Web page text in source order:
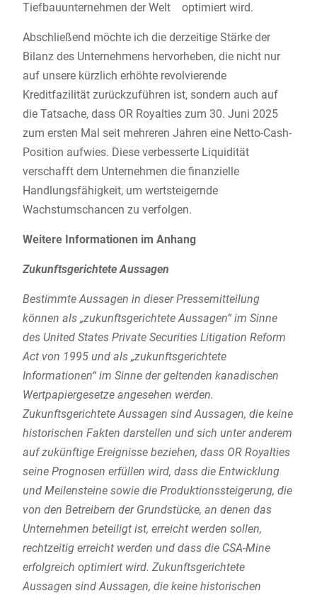
Tiefbauunternehmen der Welt optimiert wird.
Abschließend möchte ich die derzeitige Stärke der
Bilanz des Unternehmens hervorheben, die nicht nur
auf unsere kürzlich erhöhte revolvierende
Kreditfazilität zurückzuführen ist, sondern auch auf
die Tatsache, dass OR Royalties zum 30. Juni 2025
zum ersten Mal seit mehreren Jahren eine Netto-Cash-
Position aufwies. Diese verbesserte Liquidität
verschafft dem Unternehmen die finanzielle
Handlungsfähigkeit, um wertsteigernde
Wachstumschancen zu verfolgen.
Weitere Informationen im Anhang
Zukunftsgerichtete Aussagen
Bestimmte Aussagen in dieser Pressemitteilung
können als „zukunftsgerichtete Aussagen“ im Sinne
des United States Private Securities Litigation Reform
Act von 1995 und als „zukunftsgerichtete
Informationen“ im Sinne der geltenden kanadischen
Wertpapiergesetze angesehen werden.
Zukunftsgerichtete Aussagen sind Aussagen, die keine
historischen Fakten darstellen und sich unter anderem
auf zukünftige Ereignisse beziehen, dass OR Royalties
seine Prognosen erfüllen wird, dass die Entwicklung
und Meilensteine sowie die Produktionssteigerung, die
von den Betreibern der Grundstücke, an denen das
Unternehmen beteiligt ist, erreicht werden sollen,
rechtzeitig erreicht werden und dass die CSA-Mine
erfolgreich optimiert wird. Zukunftsgerichtete
Aussagen sind Aussagen, die keine historischen